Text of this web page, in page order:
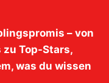
– von
Top-Stars,
was du wissen